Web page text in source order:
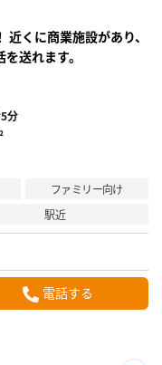
近くに商業施設があり、
送れます。
分
ファミリー向け
駅近
電話する